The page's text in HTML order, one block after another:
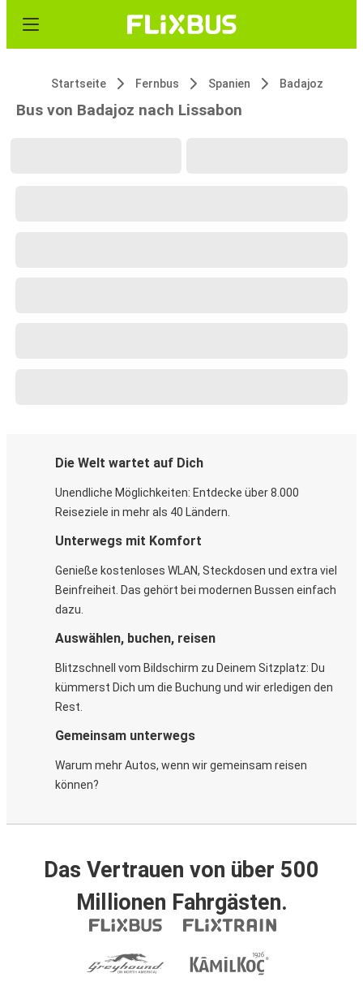
Startseite Fernbus Spanien Badajoz
Bus von Badajoz nach Lissabon
Die Welt wartet auf Dich
Unendliche Möglichkeiten: Entdecke über 8.000
Reiseziele in mehr als 40 Ländern.
Unterwegs mit Komfort
Genieße kostenloses WLAN, Steckdosen und extra viel
Beinfreiheit. Das gehört bei modernen Bussen einfach
dazu.
Auswählen, buchen, reisen
Blitzschnell vom Bildschirm zu Deinem Sitzplatz: Du
kümmerst Dich um die Buchung und wir erledigen den
Rest.
Gemeinsam unterwegs
Warum mehr Autos, wenn wir gemeinsam reisen
können?
Das Vertrauen von über 500
Millionen Fahrgästen.